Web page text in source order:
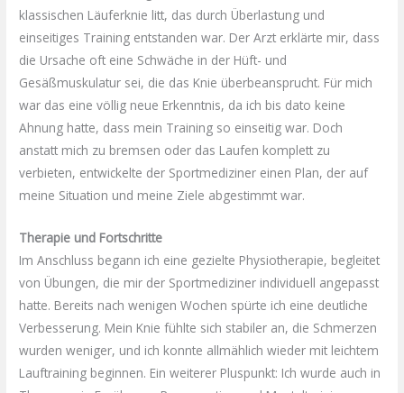
klassischen Läuferknie litt, das durch Überlastung und
einseitiges Training entstanden war. Der Arzt erklärte mir, dass
die Ursache oft eine Schwäche in der Hüft- und
Gesäßmuskulatur sei, die das Knie überbeansprucht. Für mich
war das eine völlig neue Erkenntnis, da ich bis dato keine
Ahnung hatte, dass mein Training so einseitig war. Doch
anstatt mich zu bremsen oder das Laufen komplett zu
verbieten, entwickelte der Sportmediziner einen Plan, der auf
meine Situation und meine Ziele abgestimmt war.
Therapie und Fortschritte
Im Anschluss begann ich eine gezielte Physiotherapie, begleitet
von Übungen, die mir der Sportmediziner individuell angepasst
hatte. Bereits nach wenigen Wochen spürte ich eine deutliche
Verbesserung. Mein Knie fühlte sich stabiler an, die Schmerzen
wurden weniger, und ich konnte allmählich wieder mit leichtem
Lauftraining beginnen. Ein weiterer Pluspunkt: Ich wurde auch in